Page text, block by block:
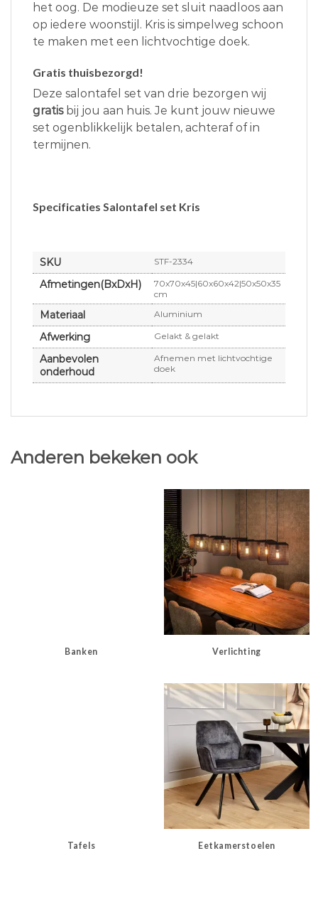
het oog. De modieuze set sluit naadloos aan
op iedere woonstijl. Kris is simpelweg schoon
te maken met een lichtvochtige doek.
Gratis thuisbezorgd!
Deze salontafel set van drie bezorgen wij
gratis bij jou aan huis. Je kunt jouw nieuwe
set ogenblikkelijk betalen, achteraf of in
termijnen.
Specificaties Salontafel set Kris
SKU STF-2334
Afmetingen(BxDxH)
70x70x45|60x60x42|50x50x35
cm
Materiaal Aluminium
Afwerking Gelakt & gelakt
Aanbevolen
onderhoud
Afnemen met lichtvochtige
doek
Anderen bekeken ook
Banken Verlichting
Tafels Eetkamerstoelen